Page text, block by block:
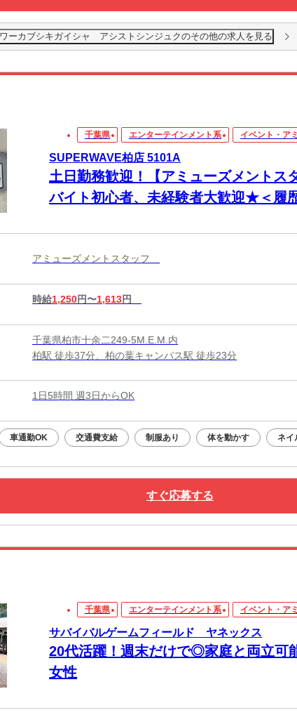
ーカブシキガイシャ アシストシンジュクのその他の求人を見る
千葉県 エンターテインメント系 イベント・ア
SUPERWAVE柏店 5101A
土日勤務歓迎！【アミューズメントス
バイト初心者、未経験者大歓迎★＜履
アミューズメントスタッフ
時給1,250円〜1,613円
千葉県柏市十余二249-5M.E.M.内
柏駅 徒歩37分、柏の葉キャンパス駅 徒歩23分
1日5時間 週3日からOK
車通勤OK 交通費支給 制服あり 体を動かす ネイ
すぐ応募する
千葉県 エンターテインメント系 イベント・ア
サバイバルゲームフィールド ヤネックス
20代活躍！週末だけで◎家庭と両立可
女性